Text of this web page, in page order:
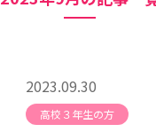
2023.09.30
高校３年生の方